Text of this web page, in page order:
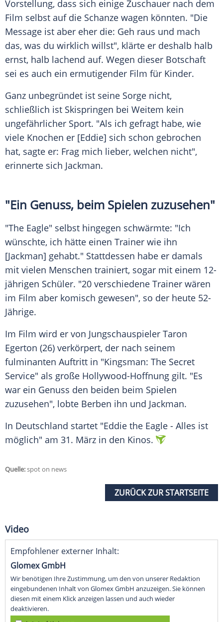
Vorstellung, dass sich einige Zuschauer nach dem
Film selbst auf die Schanze wagen könnten. "Die
Message ist aber eher die: Geh raus und mach
das, was du wirklich willst", klärte er deshalb halb
ernst, halb lachend auf. Wegen dieser Botschaft
sei es auch ein ermutigender Film für Kinder.
Ganz unbegründet ist seine Sorge nicht,
schließlich ist Skispringen bei Weitem kein
ungefährlicher Sport. "Als ich gefragt habe, wie
viele Knochen er [Eddie] sich schon gebrochen
hat, sagte er: Frag mich lieber, welchen nicht",
erinnerte sich Jackman.
"Ein Genuss, beim Spielen zuzusehen"
"The Eagle" selbst hingegen schwärmte: "Ich
wünschte, ich hätte einen Trainer wie ihn
[Jackman] gehabt." Stattdessen habe er damals
mit vielen Menschen trainiert, sogar mit einem 12-
jährigen Schüler. "20 verschiedene Trainer wären
im Film aber komisch gewesen", so der heute 52-
Jährige.
Im Film wird er von Jungschauspieler Taron
Egerton (26) verkörpert, der nach seinem
fulminanten Auftritt in "Kingsman: The Secret
Service" als große Hollywood-Hoffnung gilt. "Es
war ein Genuss den beiden beim Spielen
zuzusehen", lobte Berben ihn und Jackman.
In Deutschland startet "Eddie the Eagle - Alles ist
möglich" am 31. März in den Kinos.
Quelle:spot on news
ZURÜCK ZUR STARTSEITE
Video
Empfohlener externer Inhalt:
Glomex GmbH
Wir benötigen Ihre Zustimmung, um den von unserer Redaktion
eingebundenen Inhalt von Glomex GmbH anzuzeigen. Sie können
diesen mit einem Klick anzeigen lassen und auch wieder
deaktivieren.